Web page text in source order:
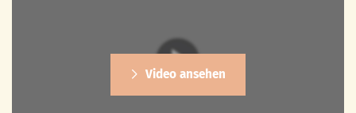
Video ansehen